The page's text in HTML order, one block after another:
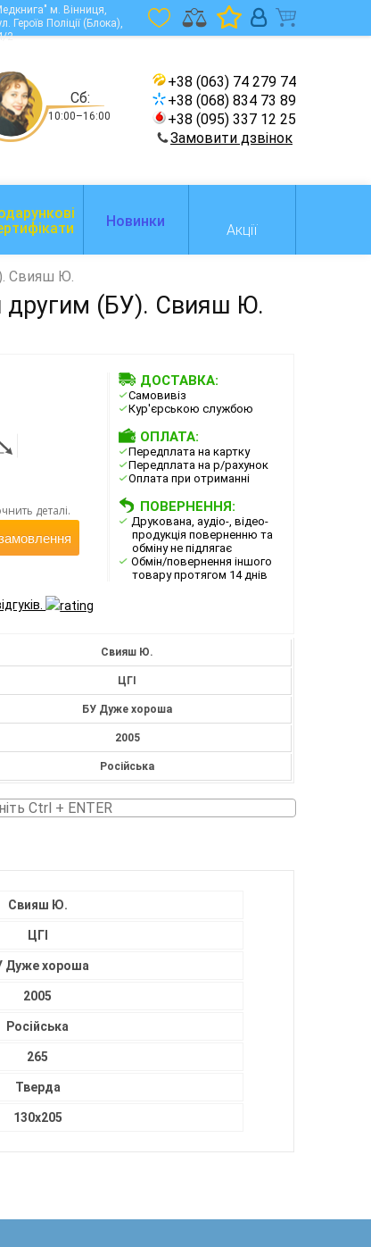
м. Вінниця,
Героїв Поліції (Блока),
2
Сб:
10:00–16:00
+38 (063) 74 279 74
+38 (068) 834 73 89
+38 (095) 337 12 25
Замовити дзвінок
Новинки
Акції
Свияш Ю.
другим (БУ). Свияш Ю.
деталі.
ДОСТАВКА:
Самовивіз
Кур'єрською службою
ОПЛАТА:
Передплата на картку
Передплата на р/рахунок
Оплата при отриманні
ПОВЕРНЕННЯ:
Друкована, аудіо-, відео-
продукція поверненню та
обміну не підлягає
Обмін/повернення іншого
товару протягом 14 днів
Свияш Ю.
ЦГІ
БУ Дуже хороша
2005
Російська
Ctrl + ENTER
Свияш Ю.
ЦГІ
Дуже хороша
2005
Російська
265
Тверда
130х205